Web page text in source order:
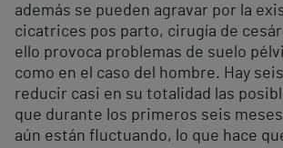
además se pueden agravar por la
cicatrices pos parto, cirugía de
ello provoca problemas de suelo
como en el caso del hombre. Hay
reducir casi en su totalidad las
que durante los primeros seis
aún están fluctuando, lo que hace